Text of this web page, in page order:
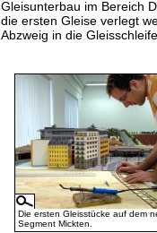
Gleisunterbau im Bereich
die ersten Gleise verlegt
Abzweig in die
Die ersten Gleisstücke auf dem
Segment Mickten.